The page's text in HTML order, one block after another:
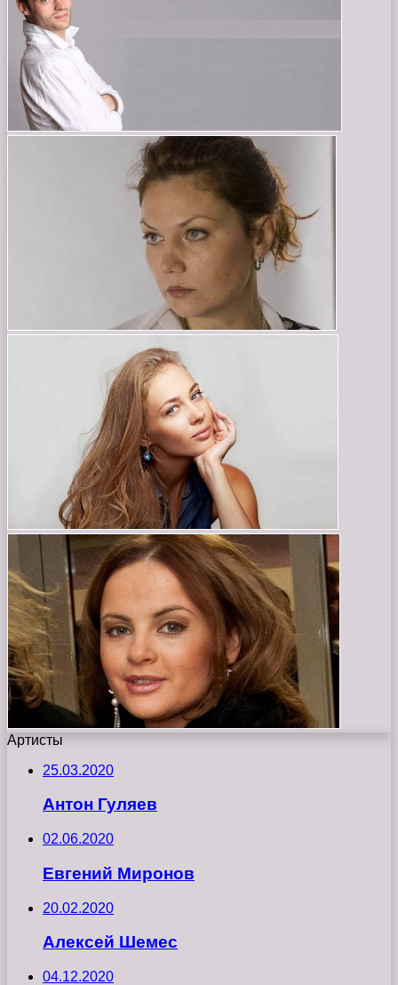
Артисты
25.03.2020
Антон Гуляев
02.06.2020
Евгений Миронов
20.02.2020
Алексей Шемес
04.12.2020